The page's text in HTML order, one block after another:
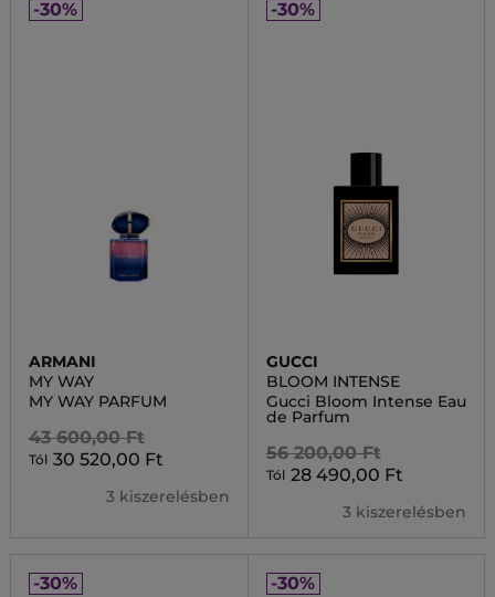
-30%
ARMANI
MY WAY
MY WAY PARFUM
43 600,00 Ft
Tól 30 520,00 Ft
3 kiszerelésben
-30%
GUCCI
BLOOM INTENSE
Gucci Bloom Intense Eau
de Parfum
56 200,00 Ft
Tól 28 490,00 Ft
3 kiszerelésben
-30% -30%